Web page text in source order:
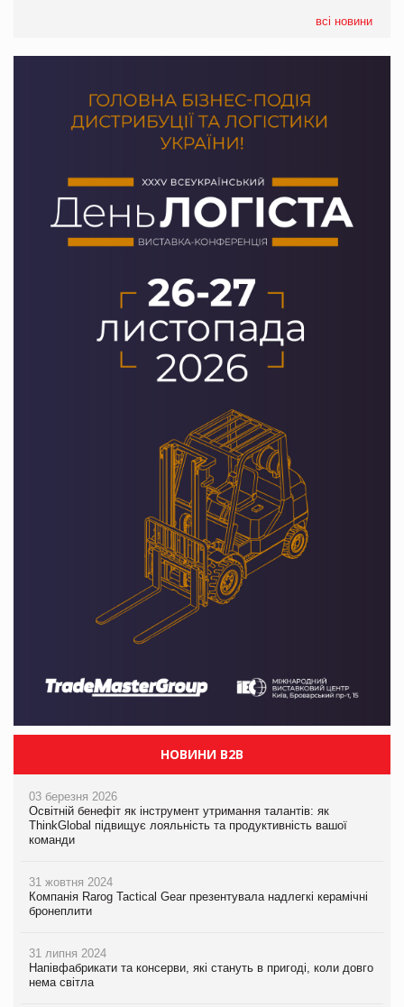
всі новини
НОВИНИ B2B
03 березня 2026
Освітній бенефіт як інструмент утримання талантів: як
ThinkGlobal підвищує лояльність та продуктивність вашої
команди
31 жовтня 2024
Компанія Rarog Tactical Gear презентувала надлегкі керамічні
бронеплити
31 липня 2024
Напівфабрикати та консерви, які стануть в пригоді, коли довго
нема світла